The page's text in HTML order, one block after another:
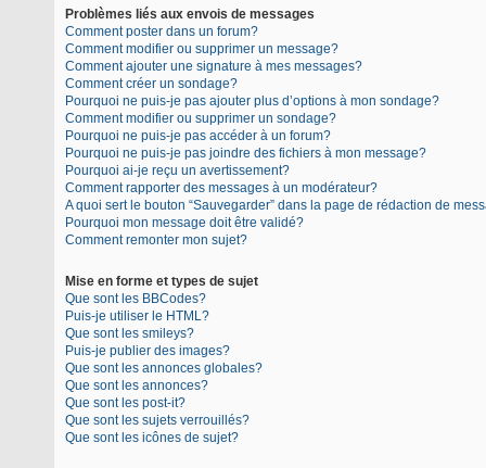
Problèmes liés aux envois de messages
Comment poster dans un forum?
Comment modifier ou supprimer un message?
Comment ajouter une signature à mes messages?
Comment créer un sondage?
Pourquoi ne puis-je pas ajouter plus d’options à mon sondage?
Comment modifier ou supprimer un sondage?
Pourquoi ne puis-je pas accéder à un forum?
Pourquoi ne puis-je pas joindre des fichiers à mon message?
Pourquoi ai-je reçu un avertissement?
Comment rapporter des messages à un modérateur?
A quoi sert le bouton “Sauvegarder” dans la page de rédaction de
Pourquoi mon message doit être validé?
Comment remonter mon sujet?
Mise en forme et types de sujet
Que sont les BBCodes?
Puis-je utiliser le HTML?
Que sont les smileys?
Puis-je publier des images?
Que sont les annonces globales?
Que sont les annonces?
Que sont les post-it?
Que sont les sujets verrouillés?
Que sont les icônes de sujet?